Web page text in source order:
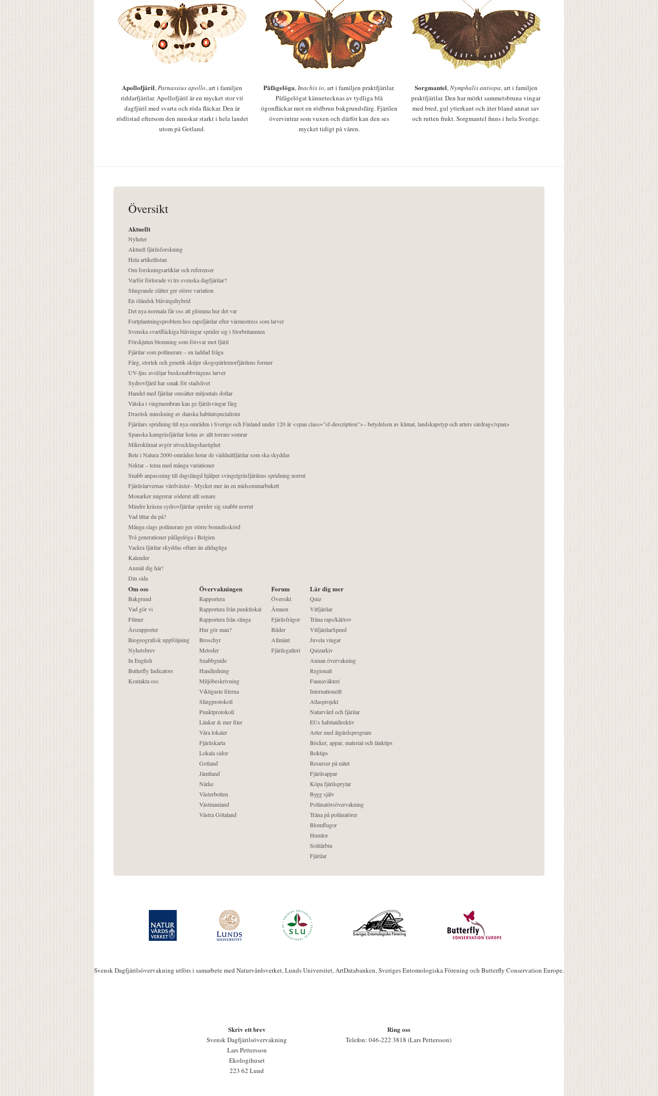
Apollofjäril,Parnassius apollo, art i familjen
riddarfjärilar. Apollofjäril är en mycket stor vit
dagfjäril med svarta och röda fläckar. Den är
rödlistad eftersom den minskar starkt i hela landet
utom på Gotland.
Påfågelöga,Inachis io, art i familjen praktfjärilar.
Påfågelögat kännetecknas av tydliga blå
ögonfläckar mot en rödbrun bakgrundsfärg. Fjärilen
övervintrar som vuxen och därför kan den ses
mycket tidigt på våren.
Sorgmantel,Nymphalis antiopa, art i familjen
praktfjärilar. Den har mörkt sammetsbruna vingar
med bred, gul ytterkant och äter bland annat sav
och rutten frukt. Sorgmantel finns i hela Sverige.
Översikt
Aktuellt
Nyheter
Aktuell fjärilsforskning
Hela artikellistan
Om forskningsartiklar och referenser
Varför förlorade vi tre svenska dagfjärilar?
Slingrande slåtter ger större variation
En öländsk blåvingehybrid
Det nya normala får oss att glömma hur det var
Fortplantningsproblem hos rapsfjärilar efter värmestress som larver
Svenska svartfläckiga blåvingar sprider sig i Storbritannien
Förskjuten blomning som försvar mot fjäril
Fjärilar som pollinerare – en laddad fråga
Färg, storlek och genetik skiljer skogspärlemorfjärilens former
UV-ljus avslöjar busksnabbvingens larver
Sydrovfjäril har smak för stadslivet
Handel med fjärilar omsätter miljontals dollar
Vätska i vingmembran kan ge fjärilsvingar färg
Drastisk minskning av danska habitatspecialister
Fjärilars spridning till nya områden i Sverige och Finland under 120 år <span class="sf-description">– betydelsen av klimat, landskapstyp och arters särdrag</span>
Spanska kamgräsfjärilar hotas av allt torrare somrar
Mikroklimat avgör utvecklingshastighet
Bete i Natura 2000-områden hotar de väddnätfjärilar som ska skyddas
Nektar – tema med många variationer
Snabb anpassning till dagslängd hjälper svingelgräsfjärilens spridning norrut
Fjärilslarvernas värdväxter– Mycket mer än en midsommarbukett
Monarker migrerar söderut allt senare
Mindre kräsna sydrovfjärilar sprider sig snabbt norrut
Vad tittar du på?
Många slags pollinerare ger större bomullsskörd
Två generationer påfågelöga i Belgien
Vackra fjärilar skyddas oftare än alldagliga
Kalender
Anmäl dig här!
Din sida
Om oss
Bakgrund
Vad gör vi
Filmer
Årsrapporter
Biogeografisk uppföljning
Nyhetsbrev
In English
Butterfly Indicators
Kontakta oss
Övervakningen
Rapportera
Rapportera från punktlokal
Rapportera från slinga
Hur gör man?
Broschyr
Metoder
Snabbguide
Handledning
Miljöbeskrivning
Viktigaste filerna
Slingprotokoll
Punktprotokoll
Länkar & mer filer
Våra lokaler
Fjärilskarta
Lokala sidor
Gotland
Jämtland
Närke
Västerbotten
Västmanland
Västra Götaland
Forum
Översikt
Ämnen
Fjärilsfrågor
Bilder
Allmänt
Fjärilsgalleri
Lär dig mer
Quiz
Vitfjärilar
Träna raps/kål/rov
VitfjärilarSpeed
Juvela vingar
Quizarkiv
Annan övervakning
Regionalt
Faunaväkteri
Internationellt
Atlasprojekt
Naturvård och fjärilar
EUs habitatdirektiv
Arter med åtgärdsprogram
Böcker, appar, material och länktips
Boktips
Resurser på nätet
Fjärilsappar
Köpa fjärilsprylar
Bygg själv
Pollinatörsövervakning
Träna på pollinatörer
Blomflugor
Humlor
Solitärbin
Fjärilar
Svensk Dagfjärilsövervakning utförs i samarbete med Naturvårdsverket, Lunds Universitet, ArtDatabanken, Sveriges Entomologiska Förening och Butterfly Conservation Europe.
Skriv ett brev
Svensk Dagfjärilsövervakning
Lars Pettersson
Ekologihuset
223 62 Lund
Ring oss
Telefon: 046-222 3818 (Lars Pettersson)